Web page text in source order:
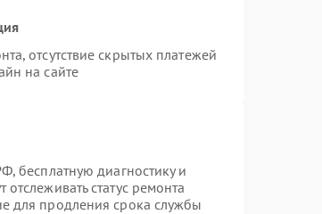
отсутствие скрытых платежей
на сайте
бесплатную диагностику и
статус ремонта
для продления срока службы